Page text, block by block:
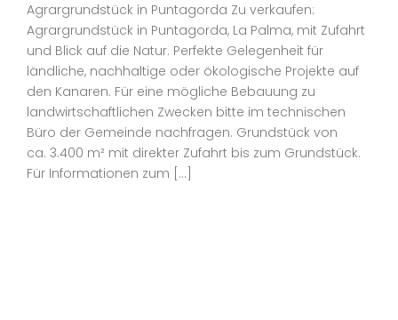
Agrargrundstück in Puntagorda Zu verkaufen:
Agrargrundstück in Puntagorda, La Palma, mit Zufahrt
und Blick auf die Natur. Perfekte Gelegenheit für
ländliche, nachhaltige oder ökologische Projekte auf
den Kanaren. Für eine mögliche Bebauung zu
landwirtschaftlichen Zwecken bitte im technischen
Büro der Gemeinde nachfragen. Grundstück von
ca. 3.400 m² mit direkter Zufahrt bis zum Grundstück.
Für Informationen zum […]